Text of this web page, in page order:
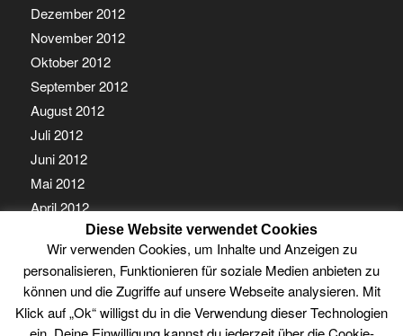
Dezember 2012
November 2012
Oktober 2012
September 2012
August 2012
Juli 2012
Juni 2012
Mai 2012
April 2012
März 2012
Februar 2012
Januar 2012
Diese Website verwendet Cookies
Wir verwenden Cookies, um Inhalte und Anzeigen zu
personalisieren, Funktionieren für soziale Medien anbieten zu
können und die Zugriffe auf unsere Webseite analysieren. Mit
Klick auf „Ok“ willigst du in die Verwendung dieser Technologien